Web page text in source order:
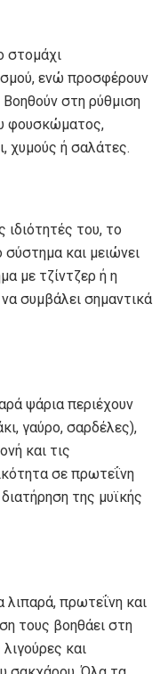
στομάχι
ενώ προσφέρουν
στη ρύθμιση
φουσκώματος,
χυμούς ή σαλάτες.
ιδιότητές του, το
σύστημα και μειώνει
με τζίντζερ ή η
συμβάλει σημαντικά
ψάρια περιέχουν
γαύρο, σαρδέλες),
και τις
σε πρωτεΐνη
της μυϊκής
λιπαρά, πρωτεΐνη και
τους βοηθάει στη
και